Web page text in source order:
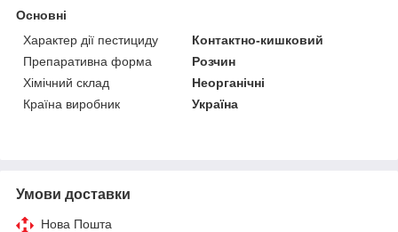
Основні
Характер дії пестициду
Контактно-кишковий
Препаративна форма
Розчин
Хімічний склад
Неорганічні
Країна виробник
Україна
Умови доставки
Нова Пошта